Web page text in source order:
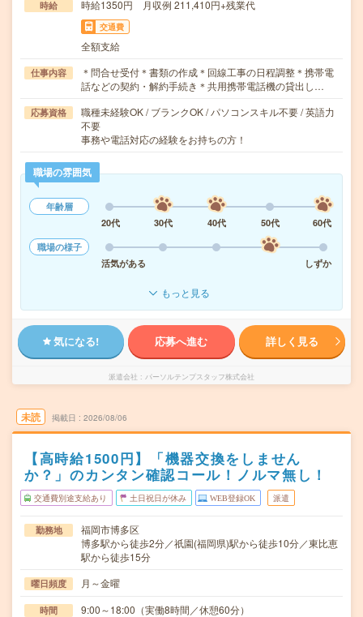
時給 時給1350円 月収例 211,410円+残業代
交通費
全額支給
仕事内容
＊問合せ受付＊書類の作成＊回線工事の日程調整＊携帯電
話などの契約・解約手続き＊共用携帯電話機の貸出し…
応募資格
職種未経験OK / ブランクOK / パソコンスキル不要 / 英語力
不要
事務や電話対応の経験をお持ちの方！
職場の雰囲気
年齢層
20代
30代 40代 50代
60代
職場の様子
活気がある
しずか
もっと見る
気になる! 応募へ進む 詳しく見る
派遣会社 パーソルテンプスタッフ株式会社
未読 掲載日 2026/08/06
【高時給1500円】「機器交換をしません
か？」のカンタン確認コール！ノルマ無し！
交通費別途支給あり 土日祝日が休み WEB登録OK 派遣
勤務地
福岡市博多区
博多駅から徒歩2分／祇園(福岡県)駅から徒歩10分／東比恵
駅から徒歩15分
曜日頻度 月～金曜
時間 9:00～18:00（実働8時間／休憩60分）